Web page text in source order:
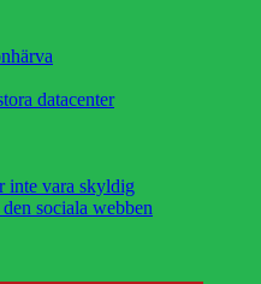
datacenter
inte vara skyldig
sociala webben